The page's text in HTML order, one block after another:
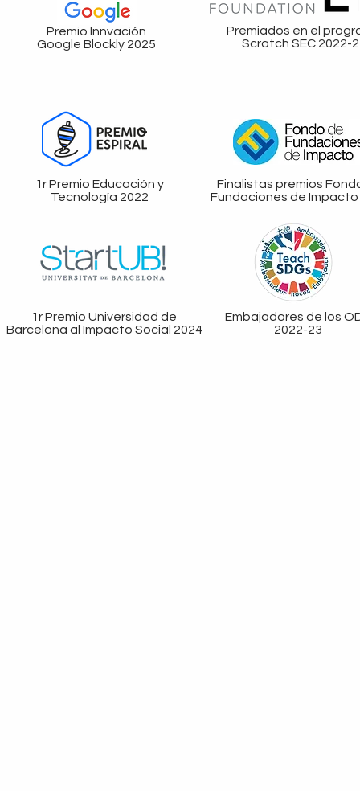
Premio Innvación
Google Blockly 2025
Premiados en el
Scratch SEC 2022-
1r Premio Educación y
Tecnología 2022
1r Premio Universidad de
Barcelona al Impacto Social 2024
Finalistas premios
Fundaciones de Impacto
Embajadores de los
2022-23